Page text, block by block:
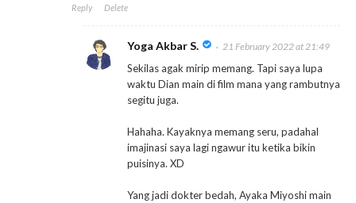
Reply Delete
Yoga Akbar S. 21 February 2022 at 21:49
Sekilas agak mirip memang. Tapi saya lupa
waktu Dian main di film mana yang rambutnya
segitu juga.
Hahaha. Kayaknya memang seru, padahal
imajinasi saya lagi ngawur itu ketika bikin
puisinya. XD
Yang jadi dokter bedah, Ayaka Miyoshi main